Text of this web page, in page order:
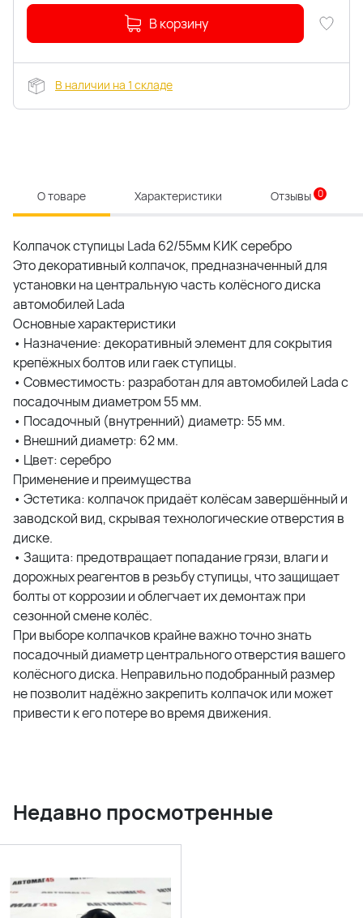
В корзину
В наличии на 1 складе
О товаре Характеристики Отзывы 0
Колпачок ступицы Lada 62/55мм КИК серебро
Это декоративный колпачок, предназначенный для
установки на центральную часть колёсного диска
автомобилей Lada
Основные характеристики
• Назначение: декоративный элемент для сокрытия
крепёжных болтов или гаек ступицы.
• Совместимость: разработан для автомобилей Lada с
посадочным диаметром 55 мм.
• Посадочный (внутренний) диаметр: 55 мм.
• Внешний диаметр: 62 мм.
• Цвет: серебро
Применение и преимущества
• Эстетика: колпачок придаёт колёсам завершённый и
заводской вид, скрывая технологические отверстия в
диске.
• Защита: предотвращает попадание грязи, влаги и
дорожных реагентов в резьбу ступицы, что защищает
болты от коррозии и облегчает их демонтаж при
сезонной смене колёс.
При выборе колпачков крайне важно точно знать
посадочный диаметр центрального отверстия вашего
колёсного диска. Неправильно подобранный размер
не позволит надёжно закрепить колпачок или может
привести к его потере во время движения.
Недавно просмотренные